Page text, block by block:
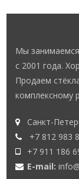
Мы
с 2001 года.
Продаем
комплексному
Санкт-
+7 812 983
+7 911 186
E-mail: